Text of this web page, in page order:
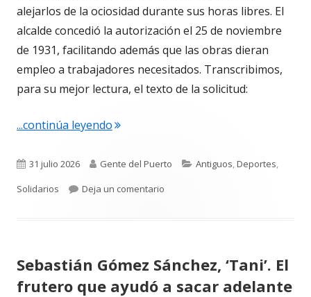
alejarlos de la ociosidad durante sus horas libres. El
alcalde concedió la autorización el 25 de noviembre
de 1931, facilitando además que las obras dieran
empleo a trabajadores necesitados. Transcribimos,
para su mejor lectura, el texto de la solicitud:
...continúa leyendo"El antiguo campo del Racing y la
Publicado
el
31 julio 2026 Autor
Gente del Puerto Categorías
Antiguos,Deportes,
Solidarios
Deja un comentario
Sebastián Gómez Sánchez, ‘Tani’. El
frutero que ayudó a sacar adelante